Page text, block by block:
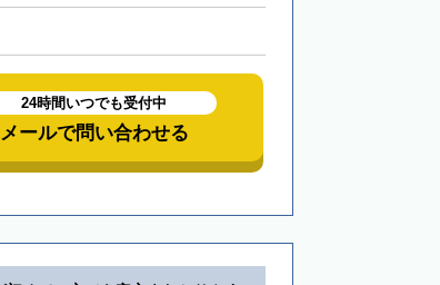
24時間いつでも受付中
メールで問い合わせる